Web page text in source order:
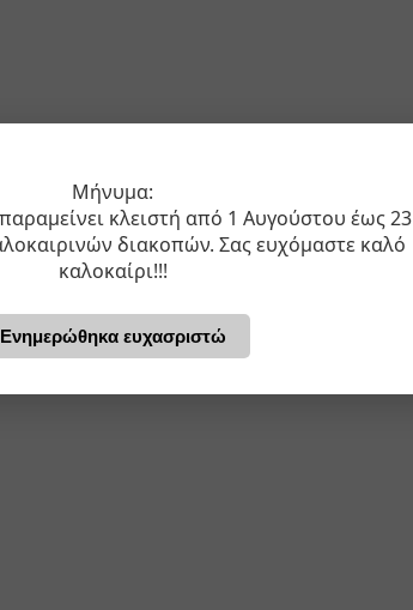
Μήνυμα:
κλειστή από 1 Αυγούστου έως 23
διακοπών. Σας ευχόμαστε καλό
καλοκαίρι!!!
Ενημερώθηκα ευχασριστώ